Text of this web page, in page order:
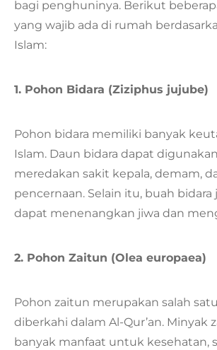
bagi penghuninya. Berikut
yang wajib ada di rumah
Islam:
1. Pohon Bidara (Ziziphus jujube)
Pohon bidara memiliki banyak
Islam. Daun bidara dapat
meredakan sakit kepala, demam,
pencernaan. Selain itu, buah bidara
dapat menenangkan jiwa dan
2. Pohon Zaitun (Olea europaea)
Pohon zaitun merupakan salah
diberkahi dalam Al-Qur’an. Minyak
banyak manfaat untuk kesehatan,